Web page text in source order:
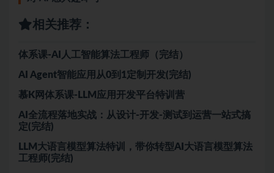
相关推荐：
体系课-AI人工智能算法工程师（完结）
AI Agent智能应用从0到1定制开发(完结)
慕K网体系课-LLM应用开发平台特训营
AI全流程落地实战：从设计-开发-测试到运营一站式搞
定(完结)
LLM大语言模型算法特训，带你转型AI大语言模型算法
工程师(完结)